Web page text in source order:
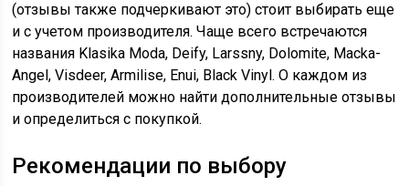
(отзывы также подчеркивают это) стоит выбирать еще
и с учетом производителя. Чаще всего встречаются
названия Klasika Moda, Deify, Larssny, Dolomite, Macka-
Angel, Visdeer, Armilise, Enui, Black Vinyl. О каждом из
производителей можно найти дополнительные отзывы
и определиться с покупкой.
Рекомендации по выбору